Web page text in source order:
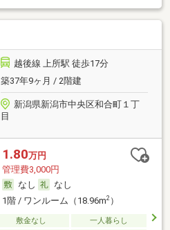
越後線 上所駅 徒歩17分
築37年9ヶ月 / 2階建
新潟県新潟市中央区和合町１丁
目
1.80万円
管理費3,000円
なし
なし
1階 / ワンルーム（18.96m2）
敷金なし
一人暮らし